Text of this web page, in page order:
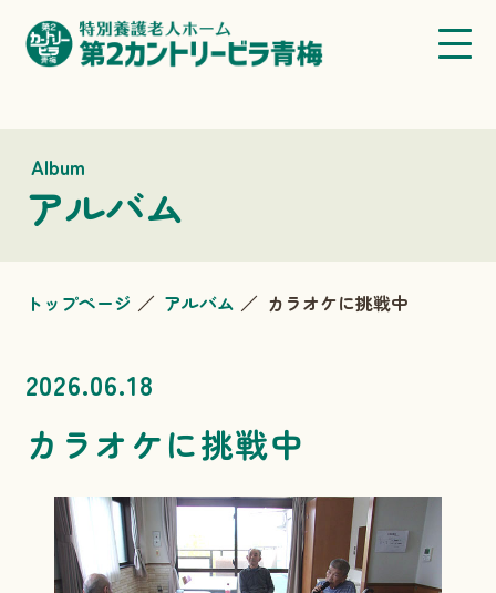
Album
アルバム
トップページ アルバム カラオケに挑戦中
2026.06.18
カラオケに挑戦中